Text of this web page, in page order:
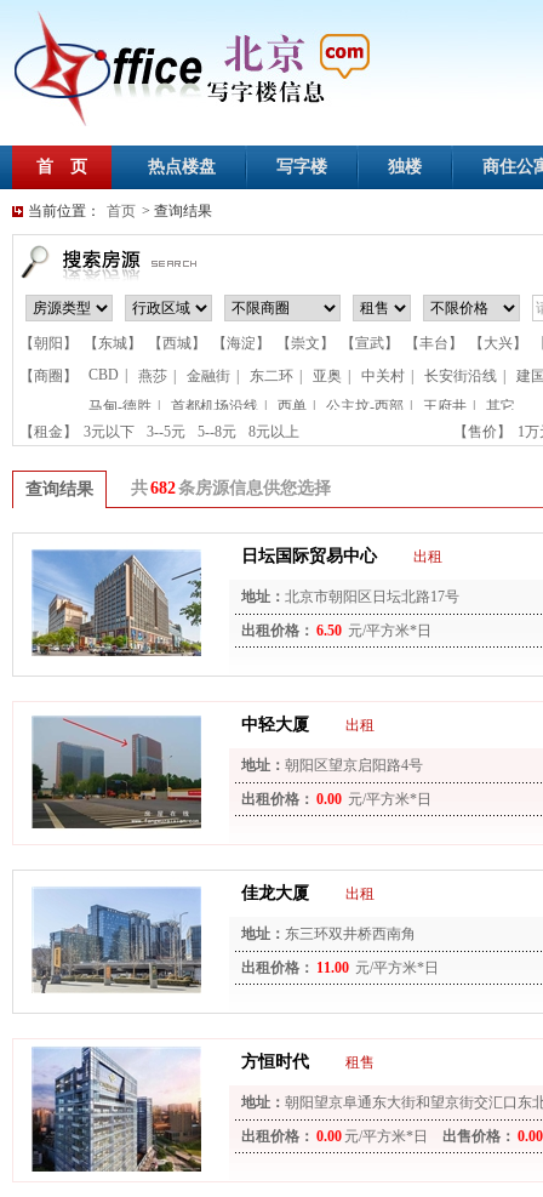
首 页 热点楼盘 写字楼 独楼 商住公
当前位置： 首页 > 查询结果
【朝阳】 【东城】 【西城】 【海淀】 【崇文】 【宣武】 【丰台】 【大兴】
【商圈】
CBD 燕莎 金融街 东二环 亚奥 中关村 长安街沿线
建
马甸-德胜 | 首都机场沿线 | 西单 | 公主坟-西部 | 王府井 |
其它
【租金】
3元以下 3--5元 5--8元 8元以上 【售价】 1
查询结果 共682条房源信息供您选择
日坛国际贸易中心 出租
地址： 北京市朝阳区日坛北路17号
出租价格： 6.50 元/平方米*日
中轻大厦 出租
地址： 朝阳区望京启阳路4号
出租价格： 0.00 元/平方米*日
佳龙大厦 出租
地址： 东三环双井桥西南角
出租价格： 11.00 元/平方米*日
方恒时代 租售
地址： 朝阳望京阜通东大街和望京街交汇口东
侧）
出租价格： 0.00 元/平方米*日 出售价格： 0.00